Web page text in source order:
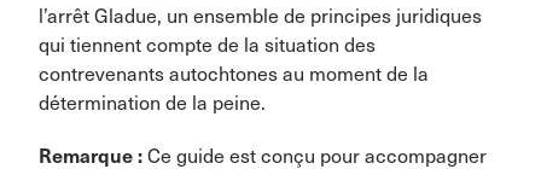
l’arrêt Gladue, un ensemble de principes juridiques
qui tiennent compte de la situation des
contrevenants autochtones au moment de la
détermination de la peine.
Remarque : Ce guide est conçu pour accompagner